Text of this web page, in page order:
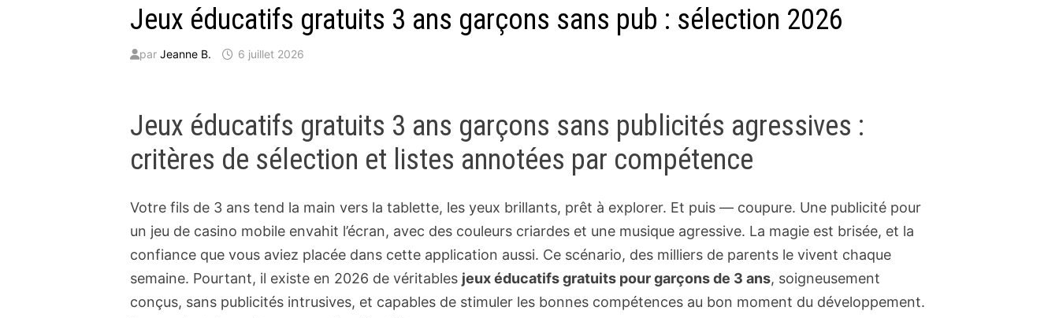
Jeux éducatifs gratuits 3 ans garçons sans pub : sélection 2026
parJeanne B. 6 juillet 2026
Jeux éducatifs gratuits 3 ans garçons sans publicités agressives :
critères de sélection et listes annotées par compétence
Votre fils de 3 ans tend la main vers la tablette, les yeux brillants, prêt à explorer. Et puis — coupure. Une publicité pour
un jeu de casino mobile envahit l’écran, avec des couleurs criardes et une musique agressive. La magie est brisée, et la
confiance que vous aviez placée dans cette application aussi. Ce scénario, des milliers de parents le vivent chaque
semaine. Pourtant, il existe en 2026 de véritables jeux éducatifs gratuits pour garçons de 3 ans, soigneusement
conçus, sans publicités intrusives, et capables de stimuler les bonnes compétences au bon moment du développement.